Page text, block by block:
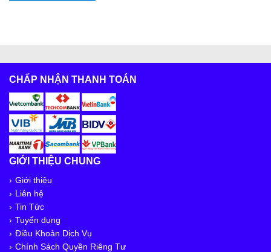
CHẤP NHẬN THANH TOÁN
GIỚI THIỆU CHUNG
Giới thiệu
Liên hệ
Tin Tức
Tuyển dụng
Điều Khoản Dịch Vụ
Chính Sách Quyền Riêng Tư